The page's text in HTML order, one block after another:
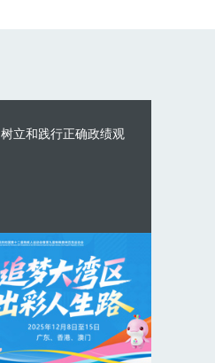
树立和践行正确政绩观